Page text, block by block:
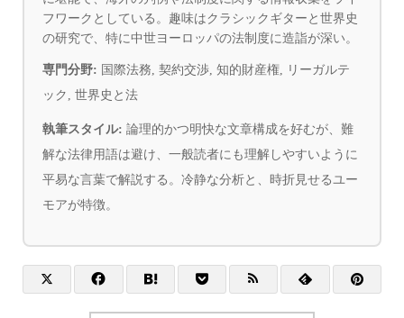
フワークとしている。趣味はクラシックギターと世界史
の研究で、特に中世ヨーロッパの法制度に造詣が深い。
専門分野: 国際法務, 契約交渉, 知的財産権, リーガルテ
ック, 世界史と法
執筆スタイル: 論理的かつ明快な文章構成を好むが、難
解な法律用語は避け、一般読者にも理解しやすいように
平易な言葉で解説する。冷静な分析と、時折見せるユー
モアが特徴。